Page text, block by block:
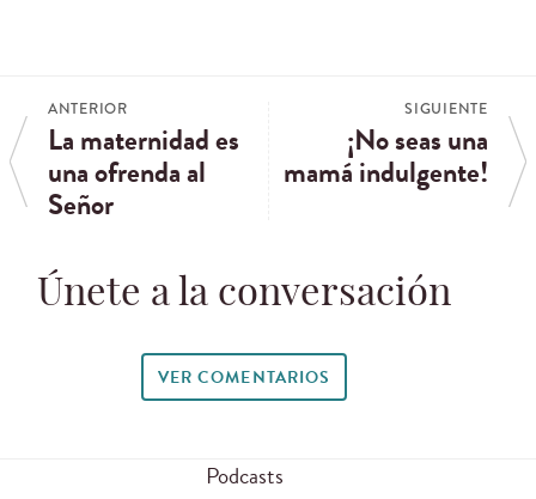
ANTERIOR
La maternidad es
una ofrenda al
Señor
SIGUIENTE
¡No seas una
mamá indulgente!
Únete a la conversación
VER COMENTARIOS
Podcasts